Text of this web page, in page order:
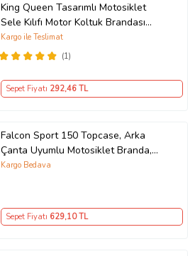
King Queen Tasarımlı Motosiklet
Sele Kılıfı Motor Koltuk Brandası
Siyah
(1)
Kargo ile Teslimat
Sepet Fiyatı 292,46 TL
Falcon Sport 150 Topcase, Arka
Çanta Uyumlu Motosiklet Branda,
Motor Örtüsü , Çadır
Kargo Bedava
Sepet Fiyatı 629,10 TL